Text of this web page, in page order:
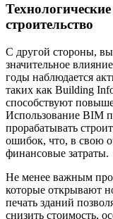
строительство
С другой стороны,
значительное
годы наблюдается
таких как Building
способствуют
Использование BIM
прорабатывать
ошибок, что, в свою
финансовые затраты.
Не менее важным
которые открывают
печать зданий
снизить стоимость,